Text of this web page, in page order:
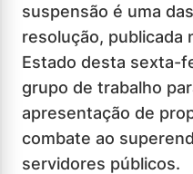
suspensão é uma
resolução, publicada
Estado desta sexta-
grupo de trabalho
apresentação de
combate ao
servidores públicos.